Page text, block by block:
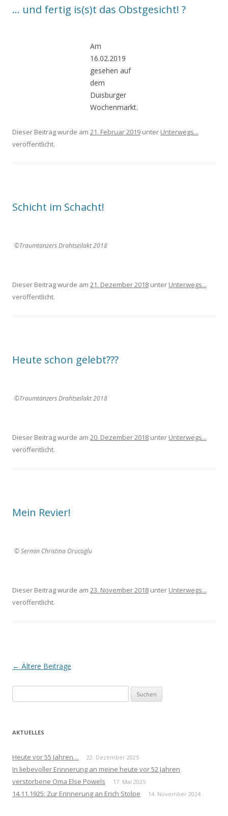
… und fertig is(s)t das Obstgesicht! ?
Am
16.02.2019
gesehen auf
dem
Duisburger
Wochenmarkt.
Dieser Beitrag wurde am 21. Februar 2019 unter Unterwegs...
veröffentlicht.
Schicht im Schacht!
©Traumtänzers Drahtseilakt 2018
Dieser Beitrag wurde am 21. Dezember 2018 unter Unterwegs...
veröffentlicht.
Heute schon gelebt???
©Traumtänzers Drahtseilakt 2018
Dieser Beitrag wurde am 20. Dezember 2018 unter Unterwegs...
veröffentlicht.
Mein Revier!
© Sermin Christina Orucoglu
Dieser Beitrag wurde am 23. November 2018 unter Unterwegs...
veröffentlicht.
Beitrags-
← Ältere Beiträge
nach:
AKTUELLES
Heute vor 55 Jahren… 22. Dezember 2025
In liebevoller Erinnerung an meine heute vor 52 Jahren
verstorbene Oma Else Powels
17. Mai 2025
14.11.1925: Zur Erinnerung an Erich Stolpe 14. November 2024